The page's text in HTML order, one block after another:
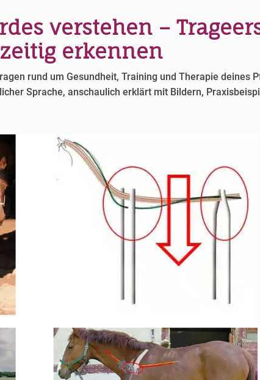
verstehen –
erkennen
rund um Gesundheit, Training und Therapie deines
Sprache, anschaulich erklärt mit Bildern,